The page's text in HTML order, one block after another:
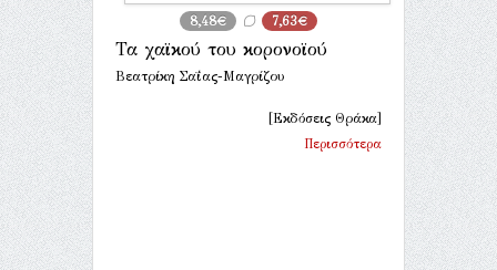
8,48€ 7,63€
Τα χαϊκού του κορονοϊού
Βεατρίκη Σαΐας-Μαγρίζου
[Εκδόσεις Θράκα]
Περισσότερα